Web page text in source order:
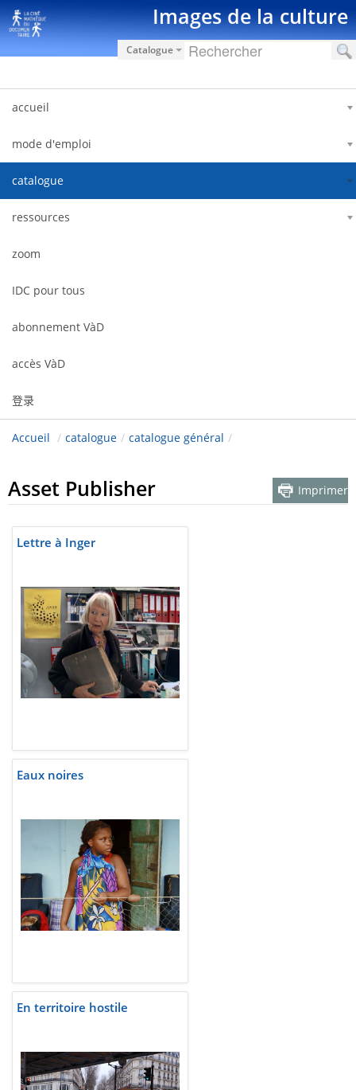
跳转到内容 Images de la culture
Catalogue
accueil
mode d'emploi
catalogue
ressources
zoom
IDC pour tous
abonnement VàD
accès VàD
登录
Accueil / catalogue / catalogue général /
Asset Publisher Imprimer
Lettre à Inger
Eaux noires
En territoire hostile